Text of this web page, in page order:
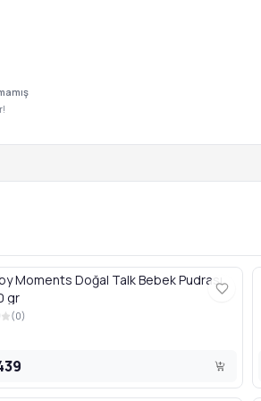
Moments Doğal Talk Bebek Pudrası
gr
(0)